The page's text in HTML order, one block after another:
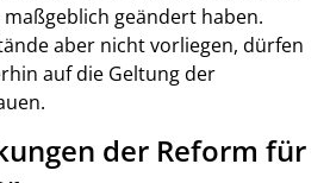
geändert haben.
aber nicht vorliegen, dürfen
auf die Geltung der
der Reform für